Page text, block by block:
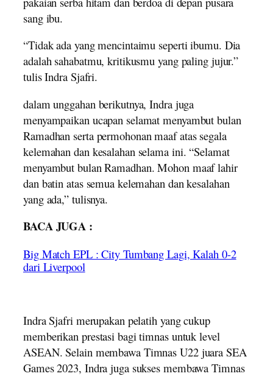
sang ibu.
“Tidak ada yang mencintaimu seperti ibumu. Dia
adalah sahabatmu, kritikusmu yang paling jujur.”
tulis Indra Sjafri.
dalam unggahan berikutnya, Indra juga
menyampaikan ucapan selamat menyambut bulan
Ramadhan serta permohonan maaf atas segala
kelemahan dan kesalahan selama ini. “Selamat
menyambut bulan Ramadhan. Mohon maaf lahir
dan batin atas semua kelemahan dan kesalahan
yang ada,” tulisnya.
BACA JUGA :
Big Match EPL : City Tumbang Lagi, Kalah 0-2
dari Liverpool
Indra Sjafri merupakan pelatih yang cukup
memberikan prestasi bagi timnas untuk level
ASEAN. Selain membawa Timnas U22 juara SEA
Games 2023, Indra juga sukses membawa Timnas